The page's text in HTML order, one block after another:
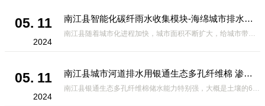
05. 11
2024
南江县智能化碳纤雨水收集模块-海绵城市排水蓄水系统的优选项
南江县随着城市化进程加快，城市面积不断扩大，给城市带来的问题也随之增加。其中之一就是水资源的短缺。雨水收集是一种解决城市水资源短缺的有效途径。在雨水收集技术中，智能化碳纤雨水收集模块的出现，为解决城市水资源
05. 11
2024
南江县城市河道排水用银通生态多孔纤维棉 渗透性好重量轻
南江县银通生态多孔纤维棉储水能力特别强，大概是土壤的6倍，所以在下暴雨或者是严重的雨雪天气时，能将降水量很好的吸收掉，到了天气晴朗之后又会将这些水分蒸发到空气中。这种材料在绿化环保上能起到很大的作用，能够大